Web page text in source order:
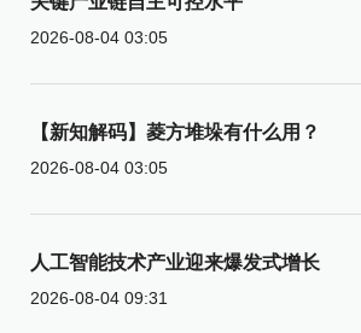
2026-08-04 03:05
【新知解码】菱方堆垛有什么用？
2026-08-04 03:05
人工智能技术产业迎来爆发式增长
2026-08-04 09:31